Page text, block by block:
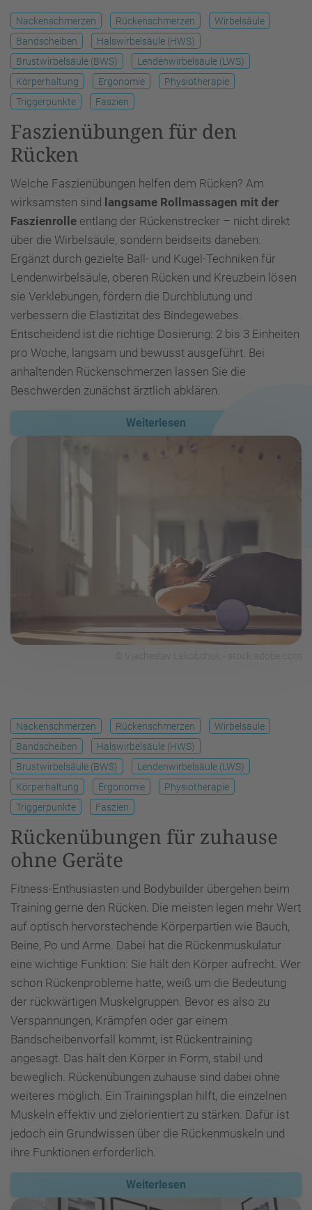
Nackenschmerzen Rückenschmerzen
Wirbelsäule
Bandscheiben
Halswirbelsäule (HWS)
Brustwirbelsäule (BWS)
Lendenwirbelsäule (LWS)
Körperhaltung
Ergonomie
Physiotherapie
Triggerpunkte
Faszien
Faszienübungen für den
Rücken
Welche Faszienübungen helfen dem Rücken? Am
wirksamsten sind langsame Rollmassagen mit der
Faszienrolle entlang der Rückenstrecker – nicht direkt
über die Wirbelsäule, sondern beidseits daneben.
Ergänzt durch gezielte Ball- und Kugel-Techniken für
Lendenwirbelsäule, oberen Rücken und Kreuzbein lösen
sie Verklebungen, fördern die Durchblutung und
verbessern die Elastizität des Bindegewebes.
Entscheidend ist die richtige Dosierung: 2 bis 3 Einheiten
pro Woche, langsam und bewusst ausgeführt. Bei
anhaltenden Rückenschmerzen lassen Sie die
Beschwerden zunächst ärztlich abklären.
Weiterlesen
Nackenschmerzen Rückenschmerzen
Wirbelsäule
Bandscheiben
Halswirbelsäule (HWS)
Brustwirbelsäule (BWS)
Lendenwirbelsäule (LWS)
Körperhaltung
Ergonomie
Physiotherapie
Triggerpunkte
Faszien
Rückenübungen für zuhause
ohne Geräte
Fitness-Enthusiasten und Bodybuilder übergehen beim
Training gerne den Rücken. Die meisten legen mehr Wert
auf optisch hervorstechende Körperpartien wie Bauch,
Beine, Po und Arme. Dabei hat die Rückenmuskulatur
eine wichtige Funktion: Sie hält den Körper aufrecht. Wer
schon Rückenprobleme hatte, weiß um die Bedeutung
der rückwärtigen Muskelgruppen. Bevor es also zu
Verspannungen, Krämpfen oder gar einem
Bandscheibenvorfall kommt, ist Rückentraining
angesagt. Das hält den Körper in Form, stabil und
beweglich. Rückenübungen zuhause sind dabei ohne
weiteres möglich. Ein Trainingsplan hilft, die einzelnen
Muskeln effektiv und zielorientiert zu stärken. Dafür ist
jedoch ein Grundwissen über die Rückenmuskeln und
ihre Funktionen erforderlich.
Weiterlesen